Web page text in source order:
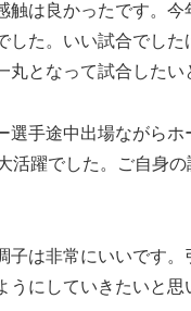
触は良かったです。
した。いい試合でした
丸となって試合したい
選手途中出場ながらホ
活躍でした。ご自身
子は非常にいいです
うにしていきたいと思